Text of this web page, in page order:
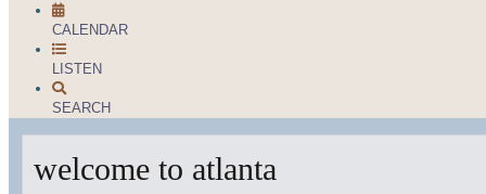
CALENDAR
LISTEN
SEARCH
welcome to atlanta